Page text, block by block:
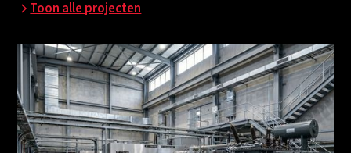
Toon alle projecten